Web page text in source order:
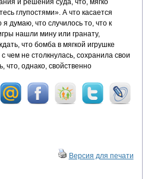
глупостями». А что касается
думаю, что случилось то, что к
нашли мину или гранату,
что бомба в мягкой игрушке
чем не столкнулась, сохранила свои
что, однако, свойственно
Версия для печати